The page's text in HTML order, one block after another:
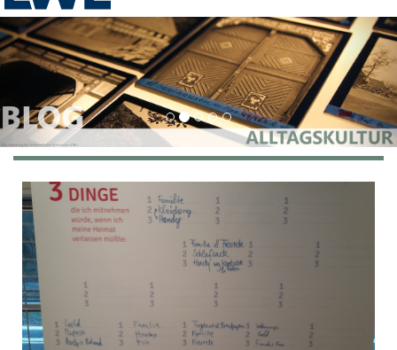
Vorherige